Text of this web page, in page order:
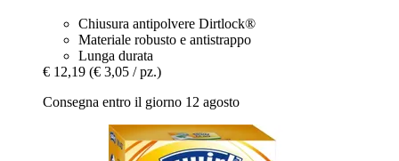
Chiusura antipolvere Dirtlock®
Materiale robusto e antistrappo
Lunga durata
€ 12,19 (€ 3,05 / pz.)
Consegna entro il giorno 12 agosto